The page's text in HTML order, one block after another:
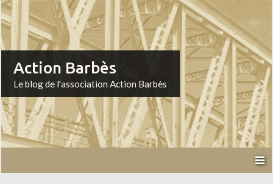
Action Barbès
Le blog de l'association Action Barbès